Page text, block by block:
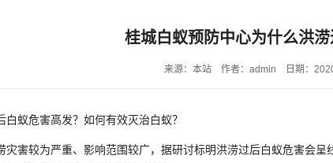
桂城白蚁预防中心为什么洪
来源：本站 作者：admin 日期：
蚁危害高发？如何有效灭治白蚁？
害较为严重、影响范围较广，据研讨标明洪涝过后白蚁危害会呈